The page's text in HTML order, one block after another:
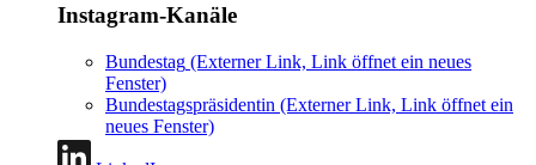
Instagram-Kanäle
Bundestag (Externer Link, Link öffnet ein neues
Fenster)
Bundestagspräsidentin (Externer Link, Link öffnet ein
neues Fenster)